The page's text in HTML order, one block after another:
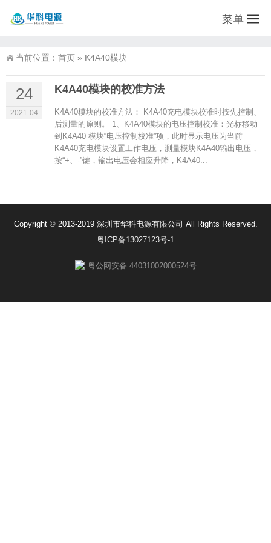
菜单
当前位置： 首页 » K4A40模块
24
2021-04
K4A40模块的校准方法
K4A40模块的校准方法： K4A40充电模块校准时按先控制、
后测量的原则。 1、K4A40模块的电压控制校准：光标移动
到K4A40 模块“电压控制校准”项，此时显示电压为当前
K4A40充电模块设置工作电压，测量模块K4A40输出电压，
按“+、-”键，输出电压会相应升降，K4A40...
Copyright © 2013-2019 深圳市华科电源有限公司 All Rights Reserved.
粤ICP备13027123号-1
粤公网安备 44031002000524号